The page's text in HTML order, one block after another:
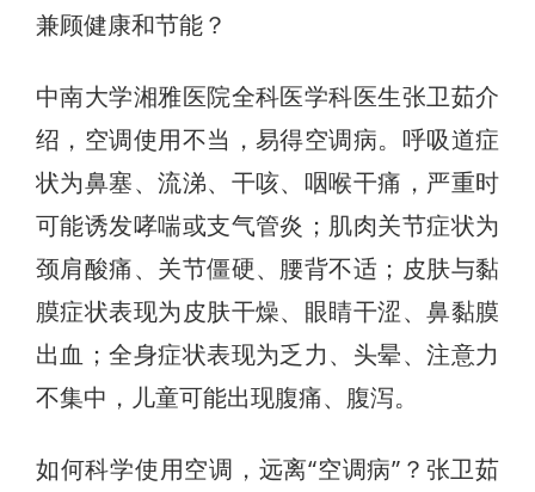
兼顾健康和节能？
中南大学湘雅医院全科医学科医生张卫茹介
绍，空调使用不当，易得空调病。呼吸道症
状为鼻塞、流涕、干咳、咽喉干痛，严重时
可能诱发哮喘或支气管炎；肌肉关节症状为
颈肩酸痛、关节僵硬、腰背不适；皮肤与黏
膜症状表现为皮肤干燥、眼睛干涩、鼻黏膜
出血；全身症状表现为乏力、头晕、注意力
不集中，儿童可能出现腹痛、腹泻。
如何科学使用空调，远离“空调病”？张卫茹